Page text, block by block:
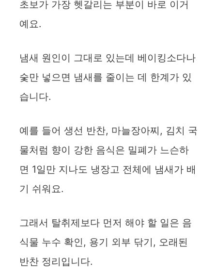
e
o
초보가 가장 헷갈리는 부분이 바로 이거
예요.
냄새 원인이 그대로 있는데 베이킹소다나
숯만 넣으면 냄새를 줄이는 데 한계가 있
습니다.
예를 들어 생선 반찬, 마늘장아찌, 김치 국
물처럼 향이 강한 음식은 밀폐가 느슨하
면 1일만 지나도 냉장고 전체에 냄새가 배
기 쉬워요.
그래서 탈취제보다 먼저 해야 할 일은 음
식물 누수 확인, 용기 외부 닦기, 오래된
반찬 정리입니다.